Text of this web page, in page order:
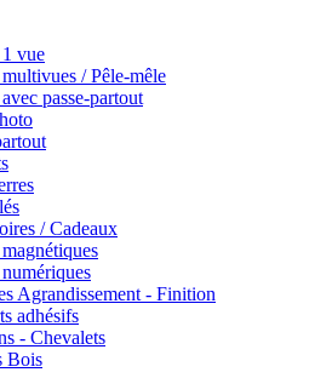
vue
/ Pêle-mêle
passe-partout
/ Cadeaux
Agrandissement - Finition
adhésifs
- Chevalets
Bois